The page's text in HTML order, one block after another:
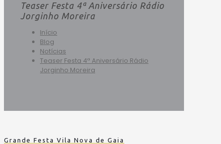
Teaser Festa 4ª Aniversário Rádio
Jorginho Moreira
Início
Blog
Notícias
Teaser Festa 4ª Aniversário Rádio
Jorginho Moreira
Grande Festa Vila Nova de Gaia